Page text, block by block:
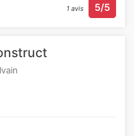
1 avis 5/5